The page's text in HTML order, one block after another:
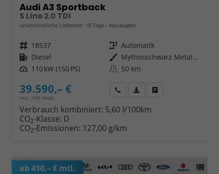
Audi A3 Sportback
S Line 2.0 TDI
unverbindliche Lieferzeit: 10 Tage Neuwagen
Fahrzeugnr. 18537 Getriebe Automatik
Kraftstoff Diesel Außenfarbe
Mythosschwarz Metallic
Leistung 110 kW (150 PS) Kilometerstand 50 km
39.590,– €
incl. 19% MwSt.
Wir rufen Sie anFahrzeugexposé (PDF)
Verbrauch kombiniert: 5,60 l/100km
CO2-Klasse: D
CO2-Emissionen: 127,00 g/km
ab 410,– € mtl.